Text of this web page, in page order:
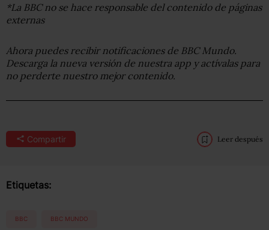
*La BBC no se hace responsable del contenido de páginas
externas
Ahora puedes recibir notificaciones de BBC Mundo.
Descarga la nueva versión de nuestra app y actívalas para
no perderte nuestro mejor contenido.
Compartir Leer después
Etiquetas:
BBC BBC MUNDO